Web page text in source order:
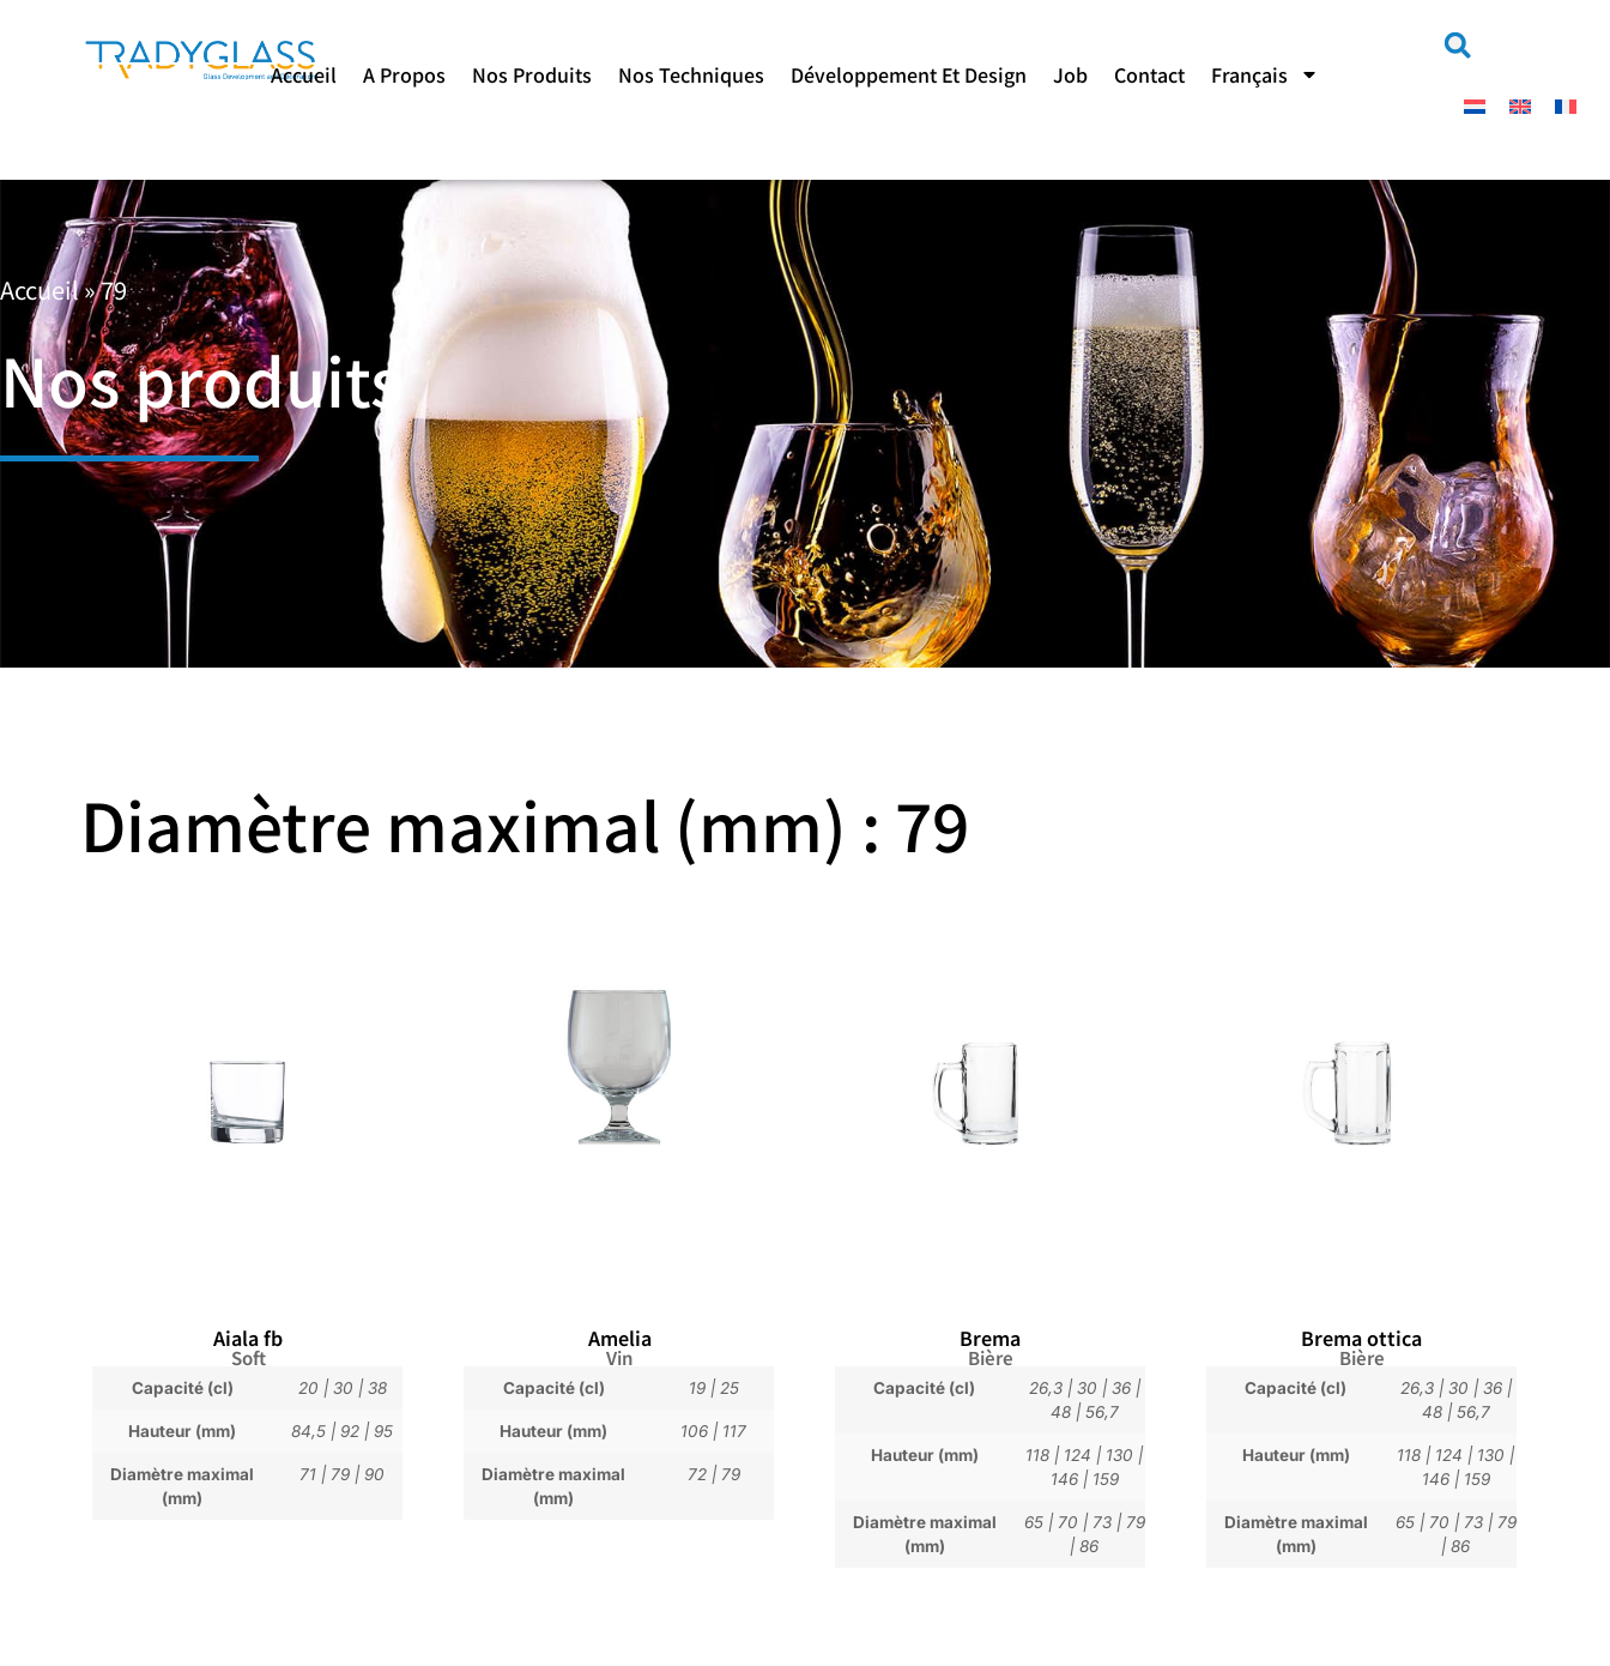
Accueil A Propos Nos Produits Nos Techniques Développement Et Design Job Contact Français
Accueil»79
Nos produits
Diamètre maximal (mm) : 79
Aiala fb
Soft
Capacité (cl) 20 | 30 | 38
Hauteur (mm) 84,5 | 92 | 95
Diamètre maximal
(mm)
71 | 79 | 90
Amelia
Vin
Capacité (cl) 19| 25
Hauteur (mm) 106 | 117
Diamètre maximal
(mm)
72| 79
Brema
Bière
Capacité (cl) 26,3| 30 | 36|
48| 56,7
Hauteur (mm) 118 | 124 | 130 |
146| 159
Diamètre maximal
(mm)
65| 70 | 73| 79
|86
Brema ottica
Bière
Capacité (cl) 26,3| 30 | 36|
48| 56,7
Hauteur (mm) 118 | 124 | 130 |
146| 159
Diamètre maximal
(mm)
65| 70 | 73| 79
|86